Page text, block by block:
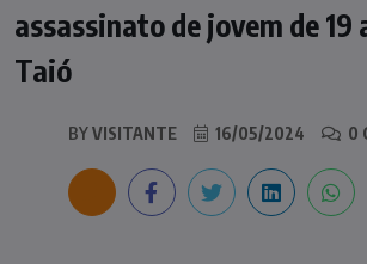
assassinato de jovem de 19
Taió
BYVISITANTE 16/05/2024 0